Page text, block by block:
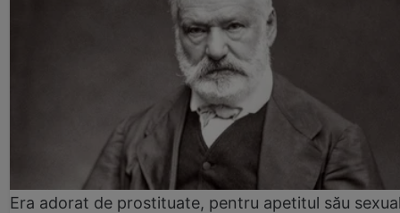
Era adorat de prostituate, pentru apetitul său